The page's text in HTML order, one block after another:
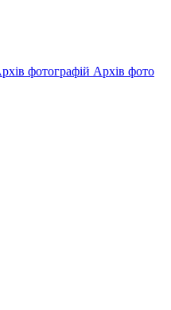
Архів фото